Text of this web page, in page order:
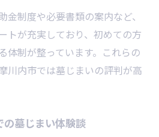
の申請ポイントを解説
墓じまい補助金最新情報
した墓じまい費用の減らし方
類と手続きをチェック
いトラブル回避法
金制度や必要書類の案内など、
トが充実しており、初めての方
体制が整っています。これらの
川内市では墓じまいの評判が高
墓じまい体験談